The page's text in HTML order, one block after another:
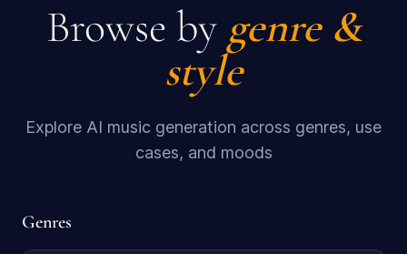
Browse by genre &
style
Explore AI music generation across genres, use
cases, and moods
Genres